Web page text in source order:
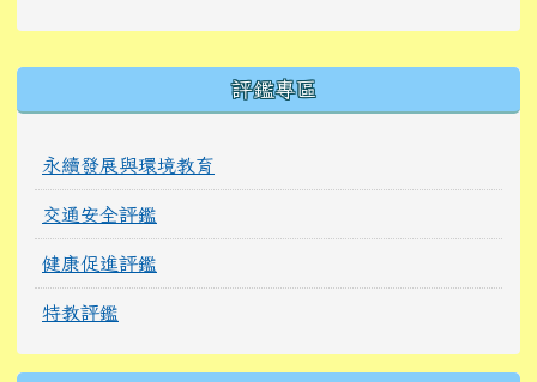
評鑑專區
永續發展與環境教育
交通安全評鑑
健康促進評鑑
特教評鑑